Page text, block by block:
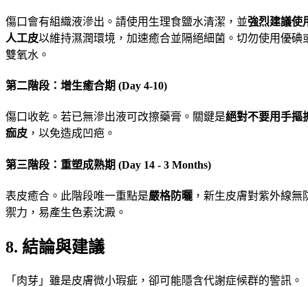
傷口會有組織液滲出。請使用生理食鹽水清潔，並強烈建議使
人工皮以維持濕潤環境，加速癒合並隔絕細菌。切勿使用優碘
雙氧水。
第二階段：增生癒合期 (Day 4-10)
傷口收乾。若已無滲出液可改擦藥膏。關鍵是絕對不要用手摳
痂皮 ，以免造成凹疤。
第三階段：重塑成熟期 (Day 14 - 3 Months)
表皮癒合。此階段唯一重點是嚴格防曬 ，新生皮膚對紫外線無
禦力，易產生色素沈澱。
8. 結論與建議
「肉芽」雖是皮膚微小瑕疵，卻可能隱含代謝症候群的警訊。